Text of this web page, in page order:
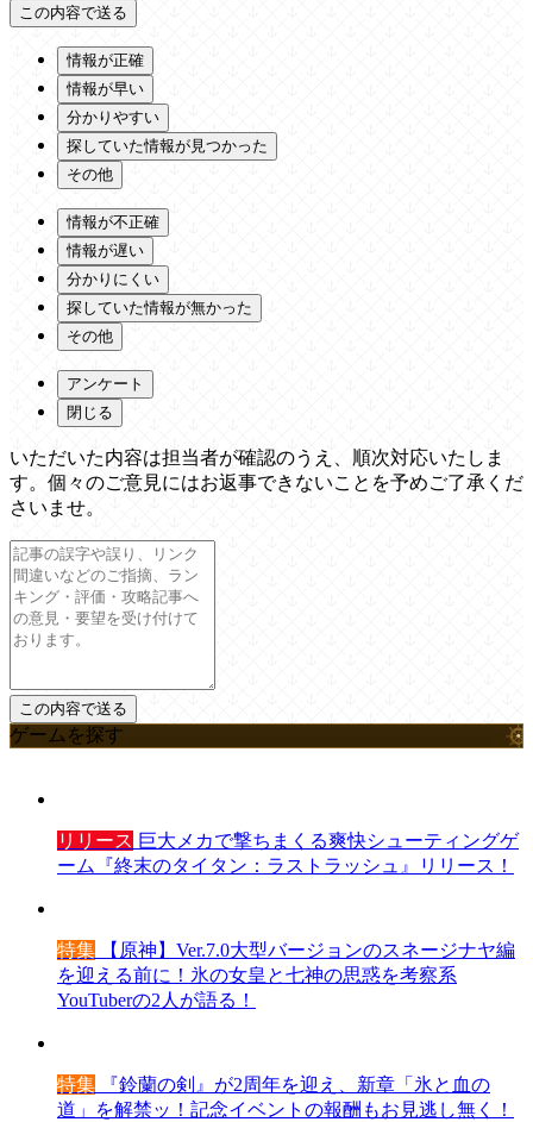
情報が正確
情報が早い
分かりやすい
探していた情報が見つかった
その他
情報が不正確
情報が遅い
分かりにくい
探していた情報が無かった
その他
アンケート
閉じる
いただいた内容は担当者が確認のうえ、順次対応いたしま
す。個々のご意見にはお返事できないことを予めご了承くだ
さいませ。
ゲームを探す
リリース 巨大メカで撃ちまくる爽快シューティングゲ
ーム『終末のタイタン：ラストラッシュ』リリース！
特集 【原神】Ver.7.0大型バージョンのスネージナヤ編
を迎える前に！氷の女皇と七神の思惑を考察系
YouTuberの2人が語る！
特集 『鈴蘭の剣』が2周年を迎え、新章「氷と血の
道」を解禁ッ！記念イベントの報酬もお見逃し無く！